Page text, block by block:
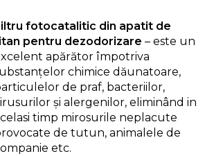
fotocatalitic din apatit de
pentru dezodorizare – este un
apărător împotriva
chimice dăunatoare,
de praf, bacteriilor,
și alergenilor, eliminând in
timp mirosurile neplacute
de tutun, animalele de
etc.